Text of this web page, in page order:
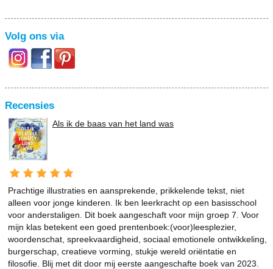
Volg ons via
Recensies
Als ik de baas van het land was
Prachtige illustraties en aansprekende, prikkelende tekst, niet
alleen voor jonge kinderen. Ik ben leerkracht op een basisschool
voor anderstaligen. Dit boek aangeschaft voor mijn groep 7. Voor
mijn klas betekent een goed prentenboek:(voor)leesplezier,
woordenschat, spreekvaardigheid, sociaal emotionele ontwikkeling,
burgerschap, creatieve vorming, stukje wereld oriëntatie en
filosofie. Blij met dit door mij eerste aangeschafte boek van 2023.